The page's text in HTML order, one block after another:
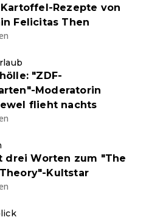
Rezepte von
Felicitas Then
"ZDF-
Moderatorin
flieht nachts
drei Worten zum "The
Kultstar